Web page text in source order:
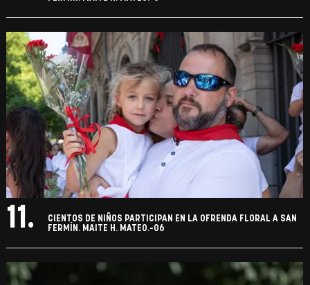
11.
CIENTOS DE NIÑOS PARTICIPAN EN LA OFRENDA FLORAL A SAN
FERMÍN. MAITE H. MATEO.-06